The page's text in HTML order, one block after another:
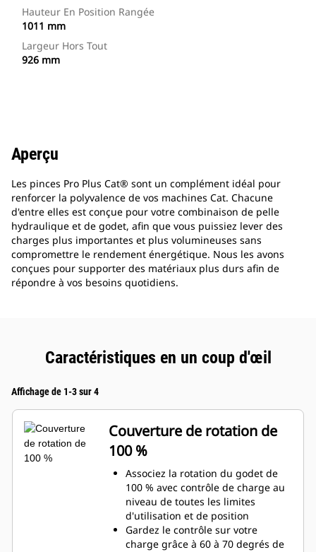
Hauteur En Position Rangée
1011 mm
Largeur Hors Tout
926 mm
Aperçu
Les pinces Pro Plus Cat® sont un complément idéal pour
renforcer la polyvalence de vos machines Cat. Chacune
d'entre elles est conçue pour votre combinaison de pelle
hydraulique et de godet, afin que vous puissiez lever des
charges plus importantes et plus volumineuses sans
compromettre le rendement énergétique. Nous les avons
conçues pour supporter des matériaux plus durs afin de
répondre à vos besoins quotidiens.
Caractéristiques en un coup d'œil
Affichage de 1-3 sur 4
Couverture de rotation de
100 %
Associez la rotation du godet de
100 % avec contrôle de charge au
niveau de toutes les limites
d'utilisation et de position
Gardez le contrôle sur votre
charge grâce à 60 à 70 degrés de